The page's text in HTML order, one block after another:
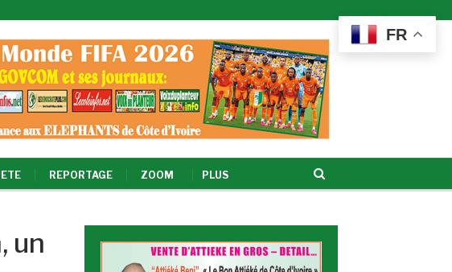
REPORTAGE ZOOM PLUS
un
FR